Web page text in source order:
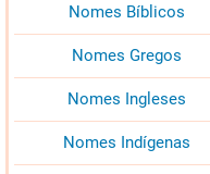
Nomes Bíblicos
Nomes Gregos
Nomes Ingleses
Nomes Indígenas